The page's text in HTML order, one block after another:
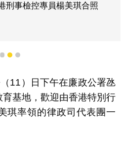
刑事檢控專員楊美琪合照
1 2 3
11）日下午在廉政公署氹
基地，歡迎由香港特別行
琪率領的律政司代表團一